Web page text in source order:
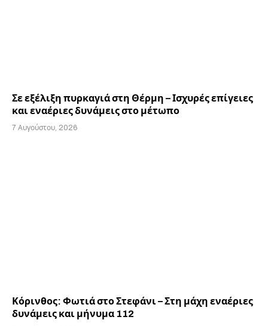
Σε εξέλιξη πυρκαγιά στη Θέρμη – Ισχυρές επίγειες
και εναέριες δυνάμεις στο μέτωπο
7 Αυγούστου, 2026
Κόρινθος: Φωτιά στο Στεφάνι – Στη μάχη εναέριες
δυνάμεις και μήνυμα 112